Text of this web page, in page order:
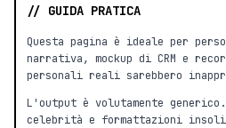
// GUIDA PRATICA
Questa pagina è ideale per
narrativa, mockup di CRM e
personali reali sarebbero
L'output è volutamente
celebrità e formattazioni